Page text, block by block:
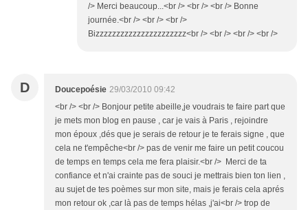
/> Merci beaucoup...<br /> <br /> <br /> Bonne
journée.<br /> <br /> <br />
Bizzzzzzzzzzzzzzzzzzzzzz<br /> <br /> <br /> <br />
D Doucepoésie 29/03/2010 09:42
<br /> <br /> Bonjour petite abeille,je voudrais te faire part que
je mets mon blog en pause , car je vais à Paris , rejoindre
mon époux ,dés que je serais de retour je te ferais signe , que
cela ne t'empêche<br /> pas de venir me faire un petit coucou
de temps en temps cela me fera plaisir.<br /> Merci de ta
confiance et n'ai crainte pas de souci je mettrais bien ton lien ,
au sujet de tes poèmes sur mon site, mais je ferais cela aprés
mon retour ok ,car là pas de temps hélas ,j'ai<br /> trop de